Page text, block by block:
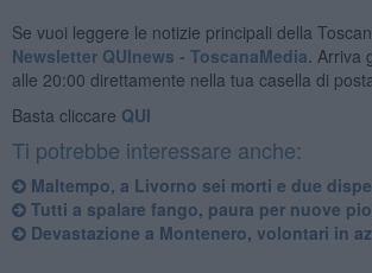
Se vuoi leggere le notizie principali della
Newsletter QUInews - ToscanaMedia. Arriva
alle 20:00 direttamente nella tua casella di
Basta cliccare QUI
Ti potrebbe interessare anche:
Maltempo, a Livorno sei morti e due
Tutti a spalare fango, paura per nuove
Devastazione a Montenero, volontari in